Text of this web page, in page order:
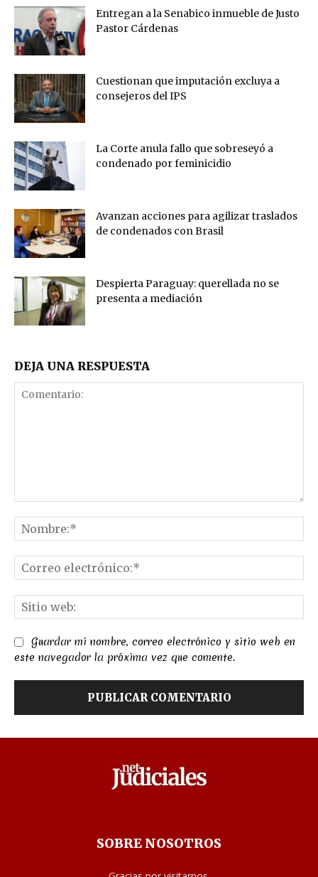
Entregan a la Senabico inmueble de Justo
Pastor Cárdenas
Cuestionan que imputación excluya a
consejeros del IPS
La Corte anula fallo que sobreseyó a
condenado por feminicidio
Avanzan acciones para agilizar traslados
de condenados con Brasil
Despierta Paraguay: querellada no se
presenta a mediación
DEJA UNA RESPUESTA
Guardar mi nombre, correo electrónico y sitio web en
este navegador la próxima vez que comente.
SOBRE NOSOTROS